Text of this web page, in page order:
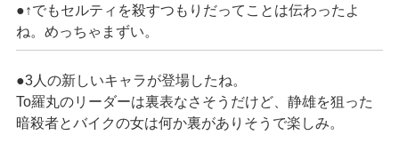
●↑でもセルティを殺すつもりだってことは伝わったよ
ね。めっちゃまずい。
●3人の新しいキャラが登場したね。
To羅丸のリーダーは裏表なさそうだけど、静雄を狙った
暗殺者とバイクの女は何か裏がありそうで楽しみ。